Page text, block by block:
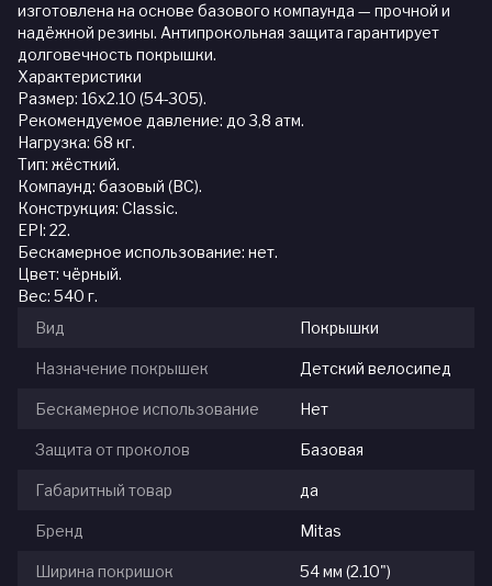
изготовлена на основе базового компаунда — прочной и
надёжной резины. Антипрокольная защита гарантирует
долговечность покрышки.
Характеристики
Размер: 16x2.10 (54-305).
Рекомендуемое давление: до 3,8 атм.
Нагрузка: 68 кг.
Тип: жёсткий.
Компаунд: базовый (BC).
Конструкция: Classic.
EPI: 22.
Бескамерное использование: нет.
Цвет: чёрный.
Вес: 540 г.
Вид
Покрышки
Назначение покрышек Детский велосипед
Бескамерное использование Нет
Защита от проколов Базовая
Габаритный товар да
Бренд Mitas
Ширина покришок 54 мм (2.10")